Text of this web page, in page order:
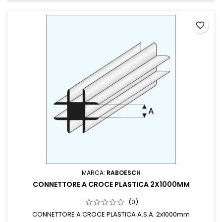
MARCA: RABOESCH
CONNETTORE A CROCE PLASTICA 2X1000MM
(0)
CONNETTORE A CROCE PLASTICA A.S.A. 2x1000mm
favorite_border